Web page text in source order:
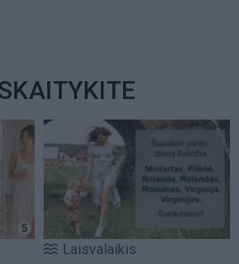
Laisvalaikis